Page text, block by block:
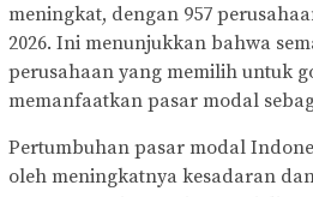
meningkat, dengan 957
2026. Ini menunjukkan bahwa
perusahaan yang memilih untuk
memanfaatkan pasar modal
Pertumbuhan pasar modal
oleh meningkatnya kesadaran